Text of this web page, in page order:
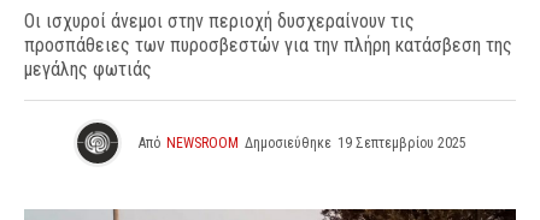
Οι ισχυροί άνεμοι στην περιοχή δυσχεραίνουν τις
προσπάθειες των πυροσβεστών για την πλήρη κατάσβεση της
μεγάλης φωτιάς
Από NEWSROOM Δημοσιεύθηκε 19 Σεπτεμβρίου 2025